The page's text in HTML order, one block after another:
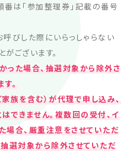
は「参加整理券」記載の番号
びした際にいらっしゃらない
ございます。
った場合、抽選対象から除外さ
。
族を含む）が代理で申し込み、
できません。複数回の受付、イ
場合、厳重注意をさせていただ
選対象から除外させていただ